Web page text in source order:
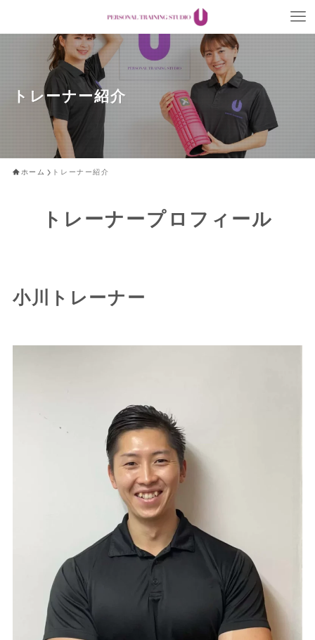
トレーナー紹介
ホーム トレーナー紹介
トレーナープロフィール
小川トレーナー